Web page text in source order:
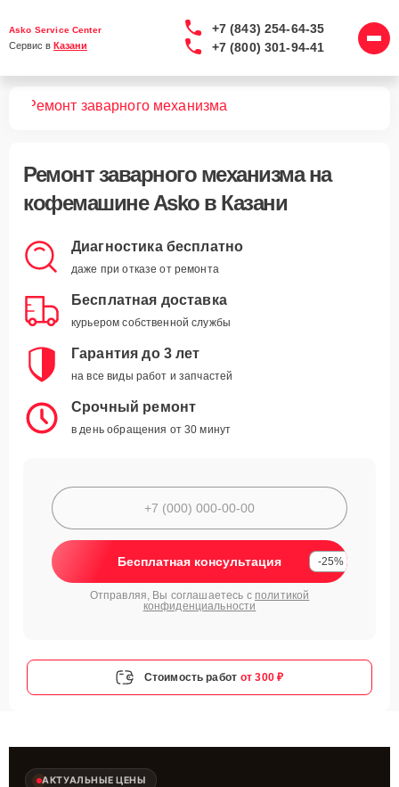
Asko Service Center
Сервис в Казани
+7 (843) 254-64-35
+7 (800) 301-94-41
Ремонт заварного механизма
Ремонт заварного механизмана
кофемашине Asko в Казани
Диагностика бесплатно
даже при отказе от ремонта
Бесплатная доставка
курьером собственной службы
Гарантия до 3 лет
на все виды работ и запчастей
Срочный ремонт
в день обращения от 30 минут
Бесплатная консультация -25%
Отправляя, Вы соглашаетесь с политикой
конфиденциальности
Стоимость работ от 300 ₽
АКТУАЛЬНЫЕ ЦЕНЫ